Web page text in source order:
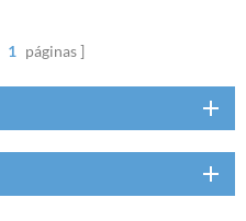
1 páginas